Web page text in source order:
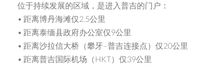
位于持续发展的区域，是进入普吉的门户：
• 距离博丹海滩仅2.5公里
• 距离泰缅县政府办公室仅9公里
• 距离沙拉信大桥（攀牙–普吉连接点）仅20公里
• 距离普吉国际机场（HKT）仅39公里